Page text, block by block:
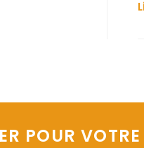
POUR VOTRE